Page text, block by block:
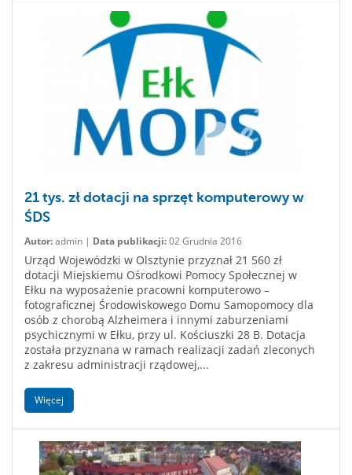
21 tys. zł dotacji na sprzęt komputerowy w
ŚDS
Autor:admin | Data publikacji:02 Grudnia 2016
Urząd Wojewódzki w Olsztynie przyznał 21 560 zł
dotacji Miejskiemu Ośrodkowi Pomocy Społecznej w
Ełku na wyposażenie pracowni komputerowo –
fotograficznej Środowiskowego Domu Samopomocy dla
osób z chorobą Alzheimera i innymi zaburzeniami
psychicznymi w Ełku, przy ul. Kościuszki 28 B. Dotacja
została przyznana w ramach realizacji zadań zleconych
z zakresu administracji rządowej,...
Więcej